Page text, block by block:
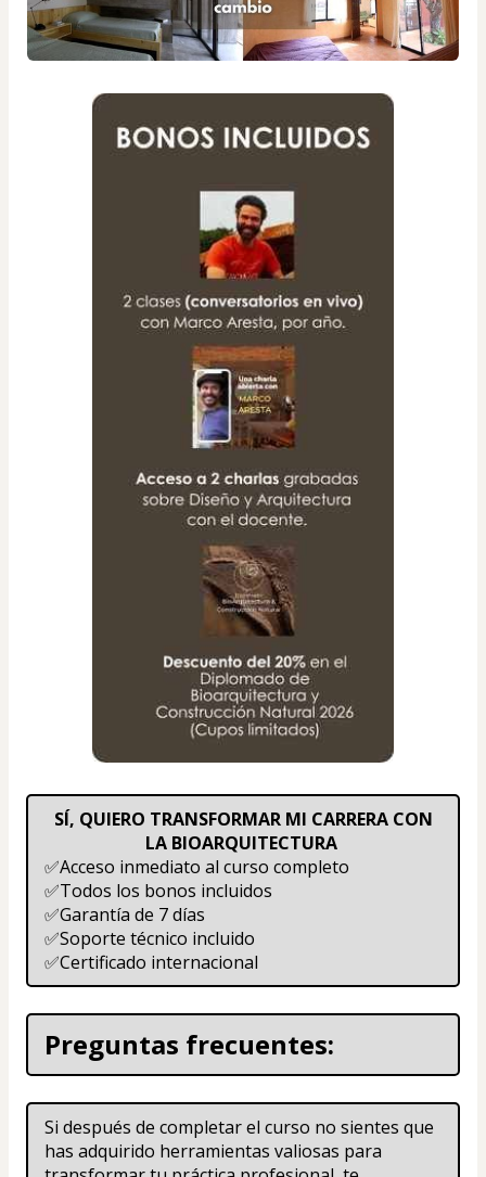
LA BIOARQUITECTURA
✅Acceso inmediato al curso completo
✅Todos los bonos incluidos
✅Garantía de 7 días
✅Soporte técnico incluido
✅Certificado internacional
Preguntas frecuentes:
Si después de completar el curso no sientes que
has adquirido herramientas valiosas para